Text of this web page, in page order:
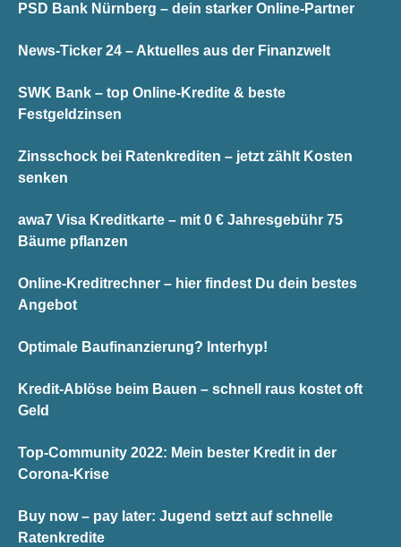
PSD Bank Nürnberg – dein starker Online-Partner
News-Ticker 24 – Aktuelles aus der Finanzwelt
SWK Bank – top Online-Kredite & beste
Festgeldzinsen
Zinsschock bei Ratenkrediten – jetzt zählt Kosten
senken
awa7 Visa Kreditkarte – mit 0 € Jahresgebühr 75
Bäume pflanzen
Online-Kreditrechner – hier findest Du dein bestes
Angebot
Optimale Baufinanzierung? Interhyp!
Kredit-Ablöse beim Bauen – schnell raus kostet oft
Geld
Top-Community 2022: Mein bester Kredit in der
Corona-Krise
Buy now – pay later: Jugend setzt auf schnelle
Ratenkredite